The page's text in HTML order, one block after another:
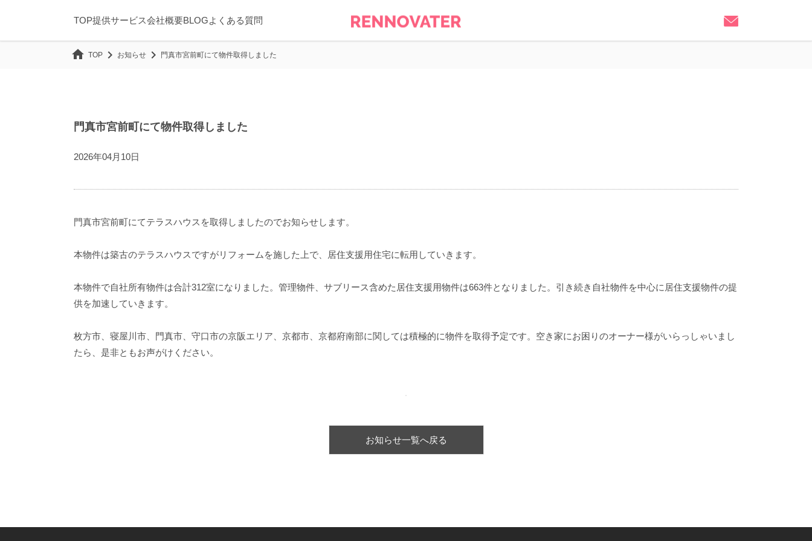
TOP提供サービス会社概要BLOGよくある質問
home TOP chevron_right お知らせ chevron_right 門真市宮前町にて物件取得しました
門真市宮前町にて物件取得しました
2026年04月10日
門真市宮前町にてテラスハウスを取得しましたのでお知らせします。
本物件は築古のテラスハウスですがリフォームを施した上で、居住支援用住宅に転用していきます。
本物件で自社所有物件は合計312室になりました。管理物件、サブリース含めた居住支援用物件は663件となりました。引き続き自社物件を中心に居住支援物件の提
供を加速していきます。
枚方市、寝屋川市、門真市、守口市の京阪エリア、京都市、京都府南部に関しては積極的に物件を取得予定です。空き家にお困りのオーナー様がいらっしゃいまし
たら、是非ともお声がけください。
お知らせ一覧へ戻る